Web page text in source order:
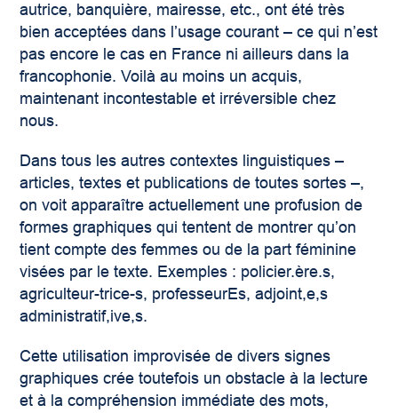
autrice, banquière, mairesse, etc., ont été très
bien acceptées dans l’usage courant – ce qui n’est
pas encore le cas en France ni ailleurs dans la
francophonie. Voilà au moins un acquis,
maintenant incontestable et irréversible chez
nous.
Dans tous les autres contextes linguistiques –
articles, textes et publications de toutes sortes –,
on voit apparaître actuellement une profusion de
formes graphiques qui tentent de montrer qu’on
tient compte des femmes ou de la part féminine
visées par le texte. Exemples : policier.ère.s,
agriculteur-trice-s, professeurEs, adjoint,e,s
administratif,ive,s.
Cette utilisation improvisée de divers signes
graphiques crée toutefois un obstacle à la lecture
et à la compréhension immédiate des mots,